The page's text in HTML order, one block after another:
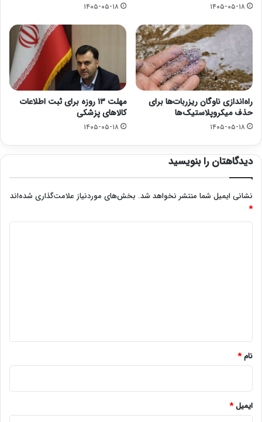
۱۴۰۵-۰۵-۱۸ ۱۴۰۵-۰۵-۱۸
راه‌اندازی ناوگان ریزربات‌ها برای
حذف میکروپلاستیک‌ها
۱۴۰۵-۰۵-۱۸
مهلت ۱۳ روزه برای ثبت اطلاعات
کالاهای پزشکی
۱۴۰۵-۰۵-۱۸
دیدگاهتان را بنویسید
نشانی ایمیل شما منتشر نخواهد شد. بخش‌های موردنیاز علامت‌گذاری شده‌اند
*
نام*
ایمیل*